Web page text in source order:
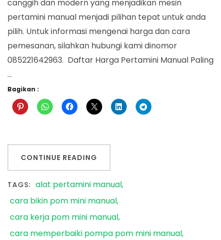
canggih dan modern yang menjadikan mesin
pertamini manual menjadi pilihan tepat untuk anda
pilih. Untuk informasi mengenai harga dan cara
pemesanan, silahkan hubungi kami dinomor
085221642963. Daftar Harga Pertamini Manual Paling
…
Bagikan :
CONTINUE READING
TAGS: alat pertamini manual
cara bikin pom mini manual
cara kerja pom mini manual
cara memperbaiki pompa pom mini manual